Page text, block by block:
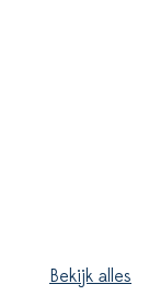
Bekijk alles